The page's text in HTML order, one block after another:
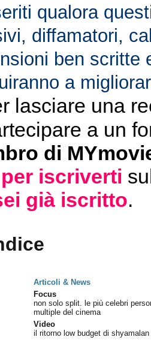
qualora
diffamatori,
ben scritte
a
lasciare una
a un
di
iscriverti
già iscritto.
Articoli & News
Focus
non solo split. le più celebri
multiple del cinema
Video
il ritorno low budget di shyamalan